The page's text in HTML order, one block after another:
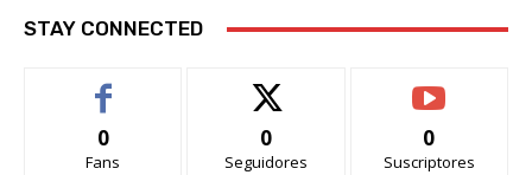
STAY CONNECTED
0
Fans
0
Seguidores
0
Suscriptores